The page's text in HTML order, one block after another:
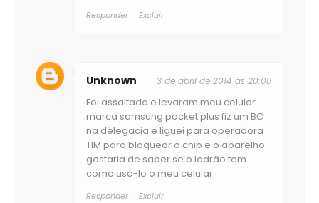
Unknown 3 de abril de 2014 às 20:08
Foi assaltado e levaram meu celular
marca samsung pocket plus fiz um BO
na delegacia e liguei para operadora
TIM para bloquear o chip e o aparelho
gostaria de saber se o ladrão tem
como usá-lo o meu celular
Responder Excluir
Responder Excluir